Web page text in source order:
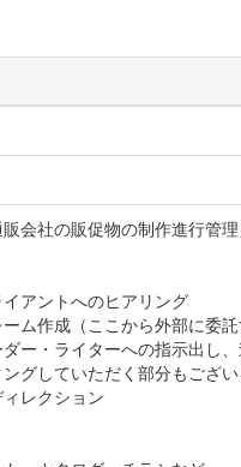
会社の販促物の制作進行管理
イアントへのヒアリング
ム作成（ここから外部に委託
ダー・ライターへの指示出し
グしていただく部分もござい
ィレクション